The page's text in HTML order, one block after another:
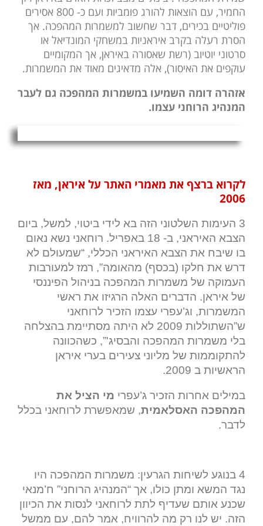
החמיר, עם הוצאות להורג פומביות ועם כ- 800 אסירים
פוליטיים בכירים, דבר שחשוב למשמרות המהפכה. אך
הסרת רעלה בקרב איראניות במשחקי המונדיאל או
סרטוני יוטיוב (רשת שאסורה באיראן, אך המקומיים
עוקפים את האיסור), אלה מדאיגים מאוד את המשמרות.
אזהרה דומה השמיעו במשמרות המהפכה גם לעבר
המנהיג הרוחני עצמו.
לקרוא ברצף את מאמרי האתר על איראן, מאז
2006
3 העימות השלטוני הזה בא לידי ביטוי, למשל, ביום
הצבא האיראני, ב- 18 באפריל. רוחאני נשא נאום
בו שיבח את הצבא האיראני הכללי, “שמעולם לא
דרש את חלקו (בכסף) מהאומה”, רמז למעורבות
העמוקה של משמרות המהפכה בניהול הפיננסי
של איראן. הדברים האלה הרגיזו את ראשי
המשמרות, וג’עפרי עצמו הזכיר לרוחאני
ש”השתוללות 2009 לא היתה מסתיימת בהצלחה
בלי משמרות המהפכה והבסיג'”, כשהכוונה
להתקוממות של מליוני צעירים בערי איראן
הראשיות ב 2009.
במילים אחרות הזכיר ג’עפרי מי הציל את
המהפכה האסלאמית, שמאפשרת לרוחאני בכלל
לדבר.
4 בנוגע לשיחות הגרעין: משמרות המהפכה היו
נגד המשא ומתן כולו, אך “המנהיג הרוחני” ח’מנאי
שכנע אותם שעדיף לתת לרוחאני לנסות את הכיוון
הזה. יש לנו רק מה להרוויח, אמר להם, עם ממשל